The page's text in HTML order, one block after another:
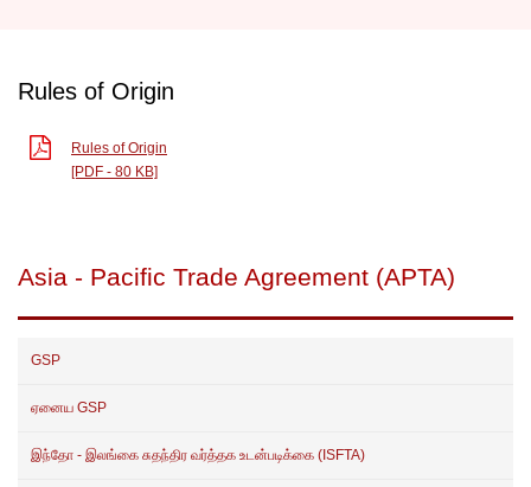
Rules of Origin
Rules of Origin
[PDF - 80 KB]
Asia - Pacific Trade Agreement (APTA)
GSP
ஏனைய GSP
இந்தோ - இலங்கை சுதந்திர வர்த்தக உடன்படிக்கை (ISFTA)